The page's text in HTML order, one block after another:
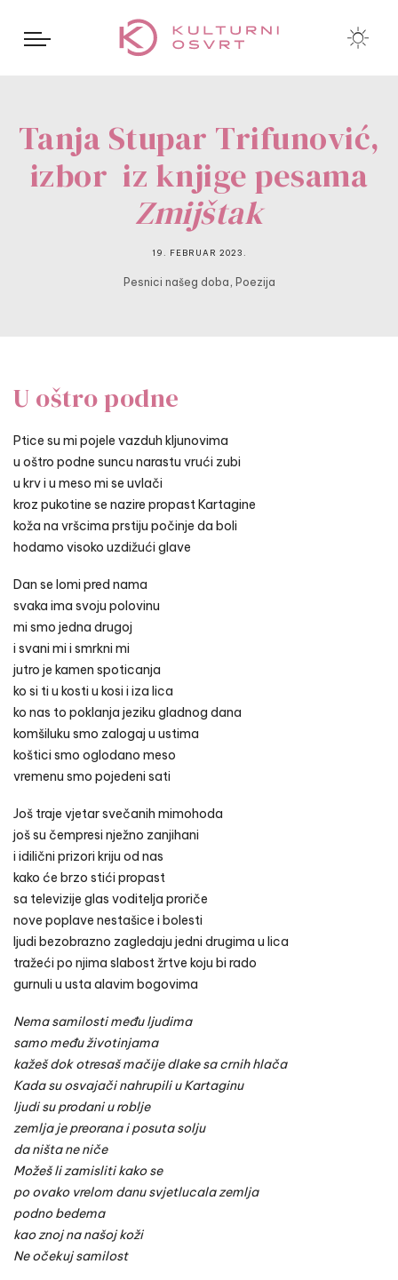
Tanja Stupar Trifunović,
izbor iz knjige pesama
Zmijštak
19. FEBRUAR 2023.
Pesnici našeg doba, Poezija
U oštro podne
Ptice su mi pojele vazduh kljunovima
u oštro podne suncu narastu vrući zubi
u krv i u meso mi se uvlači
kroz pukotine se nazire propast Kartagine
koža na vršcima prstiju počinje da boli
hodamo visoko uzdižući glave
Dan se lomi pred nama
svaka ima svoju polovinu
mi smo jedna drugoj
i svani mi i smrkni mi
jutro je kamen spoticanja
ko si ti u kosti u kosi i iza lica
ko nas to poklanja jeziku gladnog dana
komšiluku smo zalogaj u ustima
koštici smo oglodano meso
vremenu smo pojedeni sati
Još traje vjetar svečanih mimohoda
još su čempresi nježno zanjihani
i idilični prizori kriju od nas
kako će brzo stići propast
sa televizije glas voditelja proriče
nove poplave nestašice i bolesti
ljudi bezobrazno zagledaju jedni drugima u lica
tražeći po njima slabost žrtve koju bi rado
gurnuli u usta alavim bogovima
Nema samilosti među ljudima
samo među životinjama
kažeš dok otresaš mačije dlake sa crnih hlača
Kada su osvajači nahrupili u Kartaginu
ljudi su prodani u roblje
zemlja je preorana i posuta solju
da ništa ne niče
Možeš li zamisliti kako se
po ovako vrelom danu svjetlucala zemlja
podno bedema
kao znoj na našoj koži
Ne očekuj samilost